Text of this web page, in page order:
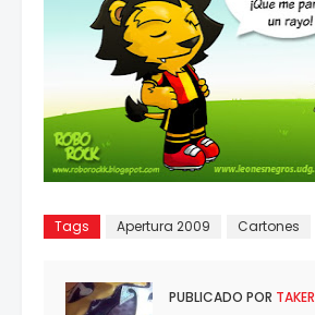
Tags Apertura 2009 Cartones
PUBLICADO POR TAKER